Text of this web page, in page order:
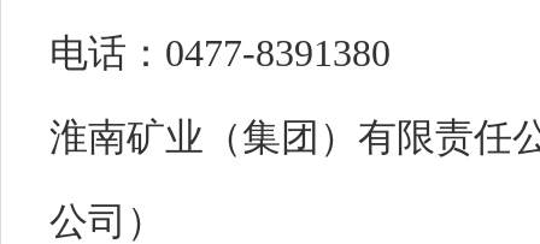
电话：0477-8391380
淮南矿业（集团）有限责任
公司）